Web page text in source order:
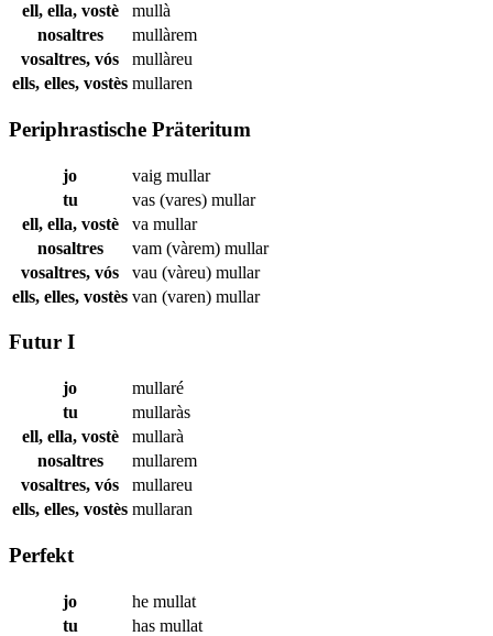
ell, ella, vostè
mullà
nosaltres
mullàrem
vosaltres, vós
mullàreu
ells, elles, vostès mullaren
Periphrastische Präteritum
jo vaig mullar
tu
vas (vares) mullar
ell, ella, vostè
va mullar
nosaltres
vam (vàrem) mullar
vosaltres, vós
vau (vàreu) mullar
ells, elles, vostès van (varen) mullar
Futur I
jo
mullaré
tu
mullaràs
ell, ella, vostè
mullarà
nosaltres
mullarem
vosaltres, vós
mullareu
ells, elles, vostès mullaran
Perfekt
jo he mullat
tu
has mullat